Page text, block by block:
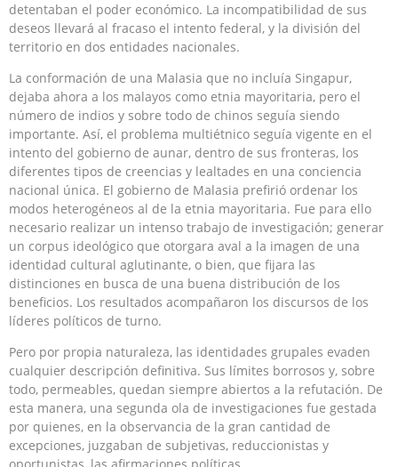
detentaban el poder económico. La incompatibilidad de sus
deseos llevará al fracaso el intento federal, y la división del
territorio en dos entidades nacionales.
La conformación de una Malasia que no incluía Singapur,
dejaba ahora a los malayos como etnia mayoritaria, pero el
número de indios y sobre todo de chinos seguía siendo
importante. Así, el problema multiétnico seguía vigente en el
intento del gobierno de aunar, dentro de sus fronteras, los
diferentes tipos de creencias y lealtades en una conciencia
nacional única. El gobierno de Malasia prefirió ordenar los
modos heterogéneos al de la etnia mayoritaria. Fue para ello
necesario realizar un intenso trabajo de investigación; generar
un corpus ideológico que otorgara aval a la imagen de una
identidad cultural aglutinante, o bien, que fijara las
distinciones en busca de una buena distribución de los
beneficios. Los resultados acompañaron los discursos de los
líderes políticos de turno.
Pero por propia naturaleza, las identidades grupales evaden
cualquier descripción definitiva. Sus límites borrosos y, sobre
todo, permeables, quedan siempre abiertos a la refutación. De
esta manera, una segunda ola de investigaciones fue gestada
por quienes, en la observancia de la gran cantidad de
excepciones, juzgaban de subjetivas, reduccionistas y